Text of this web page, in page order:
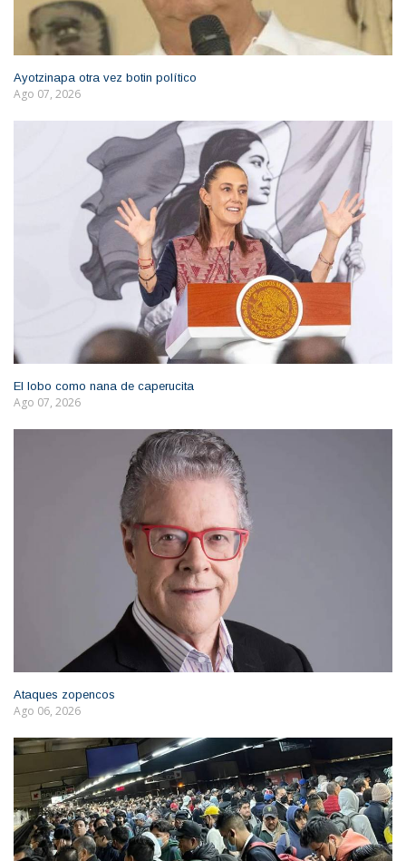
Ayotzinapa otra vez botin político
Ago 07, 2026
El lobo como nana de caperucita
Ago 07, 2026
Ataques zopencos
Ago 06, 2026